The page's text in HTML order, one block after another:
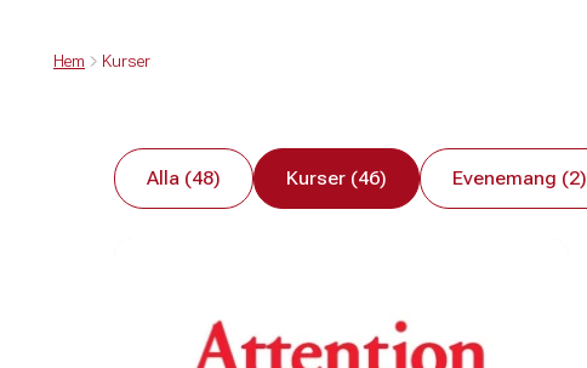
Hem Kurser
Alla (48) Kurser (46) Evenemang (2)